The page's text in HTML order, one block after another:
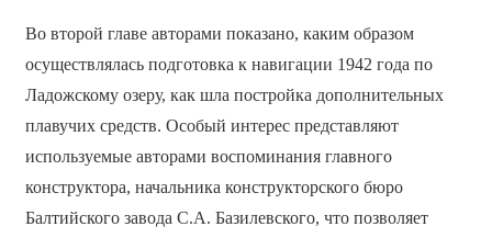
Во второй главе авторами показано, каким образом
осуществлялась подготовка к навигации 1942 года по
Ладожскому озеру, как шла постройка дополнительных
плавучих средств. Особый интерес представляют
используемые авторами воспоминания главного
конструктора, начальника конструкторского бюро
Балтийского завода С.А. Базилевского, что позволяет